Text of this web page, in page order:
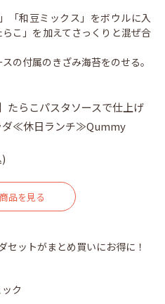
「和豆ミックス」をボウルに入
こ」を加えてさっくりと混ぜ合
の付属のきざみ海苔をのせる。
たらこパスタソースで仕上げ
ダ≪休日ランチ≫Qummy
品を見る
セットがまとめ買いにお得に！
ク